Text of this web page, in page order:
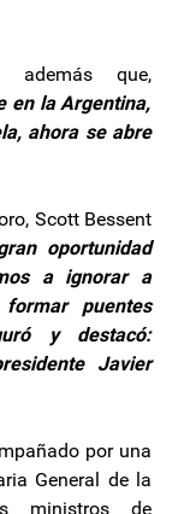
además que,
en la Argentina,
ahora se abre
Scott Bessent
oportunidad
a ignorar a
puentes
y destacó:
Javier
por una
General de la
ministros de